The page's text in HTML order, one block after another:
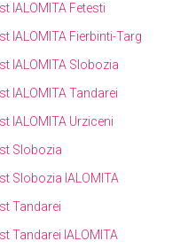
IALOMITA Fetesti
IALOMITA Fierbinti-Targ
IALOMITA Slobozia
IALOMITA Tandarei
IALOMITA Urziceni
Slobozia
Slobozia IALOMITA
Tandarei
Tandarei IALOMITA